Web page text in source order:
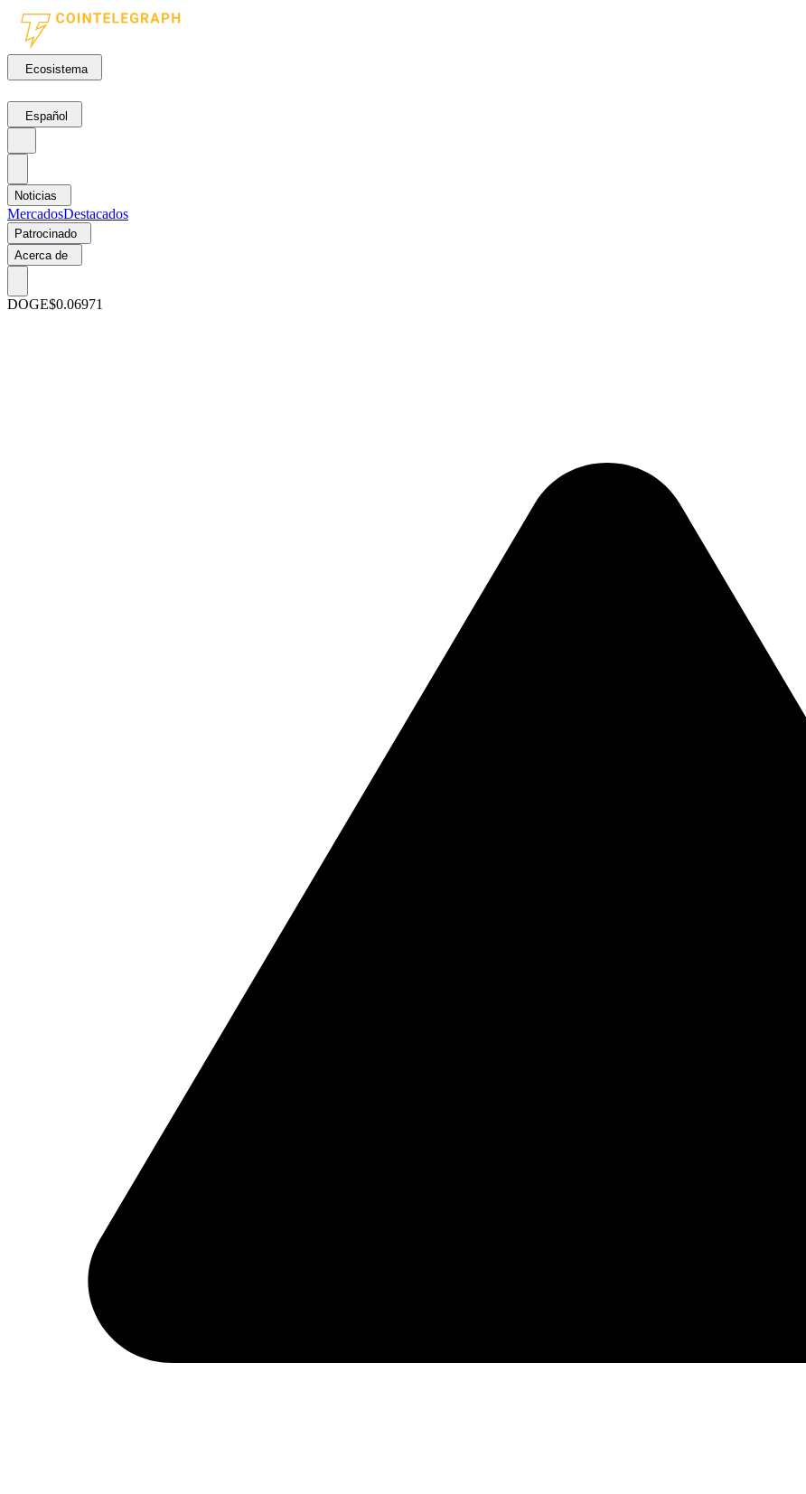
Ecosistema
Español
Noticias
MercadosDestacados
Patrocinado
Acerca de
DOGE$0.06971